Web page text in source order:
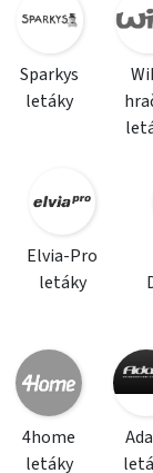
Sparkys
letáky
Elvia-Pro
letáky
4home
letáky